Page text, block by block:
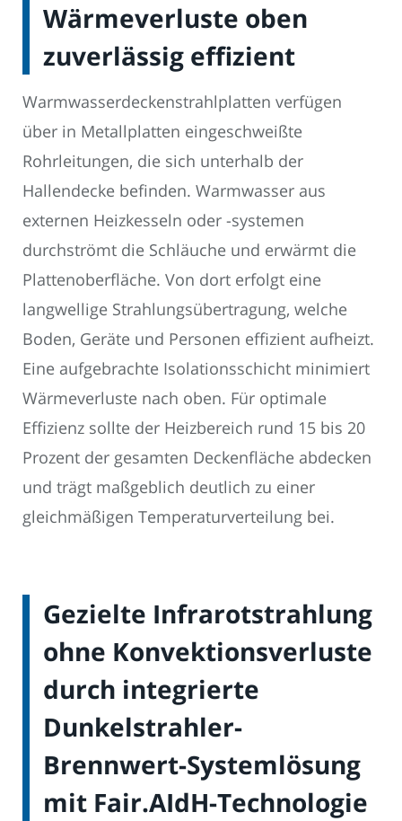
Wärmeverluste oben
zuverlässig effizient
Warmwasserdeckenstrahlplatten verfügen
über in Metallplatten eingeschweißte
Rohrleitungen, die sich unterhalb der
Hallendecke befinden. Warmwasser aus
externen Heizkesseln oder -systemen
durchströmt die Schläuche und erwärmt die
Plattenoberfläche. Von dort erfolgt eine
langwellige Strahlungsübertragung, welche
Boden, Geräte und Personen effizient aufheizt.
Eine aufgebrachte Isolationsschicht minimiert
Wärmeverluste nach oben. Für optimale
Effizienz sollte der Heizbereich rund 15 bis 20
Prozent der gesamten Deckenfläche abdecken
und trägt maßgeblich deutlich zu einer
gleichmäßigen Temperaturverteilung bei.
Gezielte Infrarotstrahlung
ohne Konvektionsverluste
durch integrierte
Dunkelstrahler-
Brennwert-Systemlösung
mit Fair.AIdH-Technologie